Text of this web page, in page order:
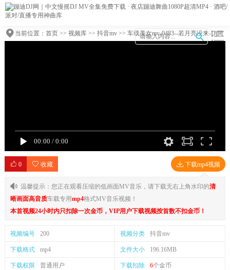
当前位置： 首页>> 视频库>> 抖音mv>> 车载美女mv-0483--若月亮没来-Dj阿
00:00 / 0:00
0 收藏 下载mp4视频
温馨提示：您正在观看压缩的低画面MV音乐，请下载无右上角水印的清
晰画面高音质车载专用mp4格式MV音乐视频！
本首视频24小时内只扣除一次金币，VIP用户下载视频按首数不扣金币！
视频编号 200 视频分类 抖音mv
下载格式 mp4 文件大小 196.16MB
下载权限 普通用户 下载扣除 6个金币